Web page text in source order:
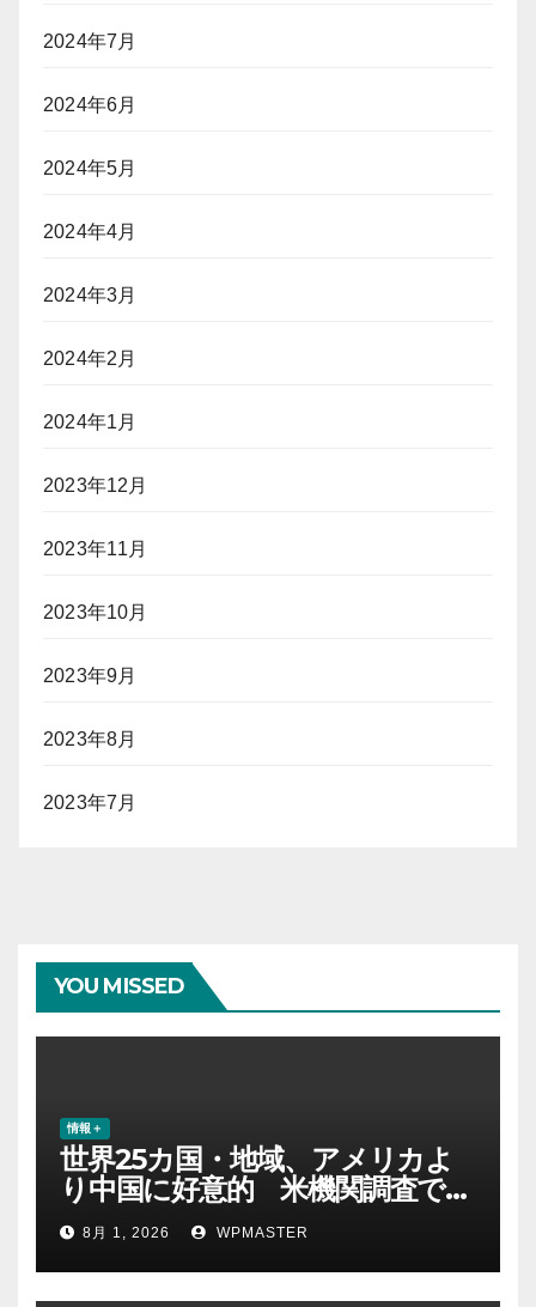
2024年7月
2024年6月
2024年5月
2024年4月
2024年3月
2024年2月
2024年1月
2023年12月
2023年11月
2023年10月
2023年9月
2023年8月
2023年7月
YOU MISSED
情報＋
世界25カ国・地域、アメリカよ
り中国に好意的 米機関調査で初
めて多数派に
8月 1, 2026 WPMASTER